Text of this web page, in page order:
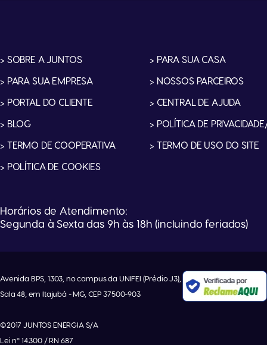
> SOBRE A JUNTOS
> PARA SUA CASA
> PARA SUA EMPRESA
> NOSSOS PARCEIROS
> PORTAL DO CLIENTE
> CENTRAL DE AJUDA
> BLOG
> POLÍTICA DE
> TERMO DE COOPERATIVA
> TERMO DE USO DO SITE
> POLÍTICA DE COOKIES
Horários de Atendimento:
Segunda à Sexta das 9h às 18h (incluindo feriados)
Avenida BPS, 1303, no campus da UNIFEI (Prédio J3),
Sala 48, em Itajubá - MG, CEP 37500-903
©2017 JUNTOS ENERGIA S/A
Lei nº 14.300 / RN 687